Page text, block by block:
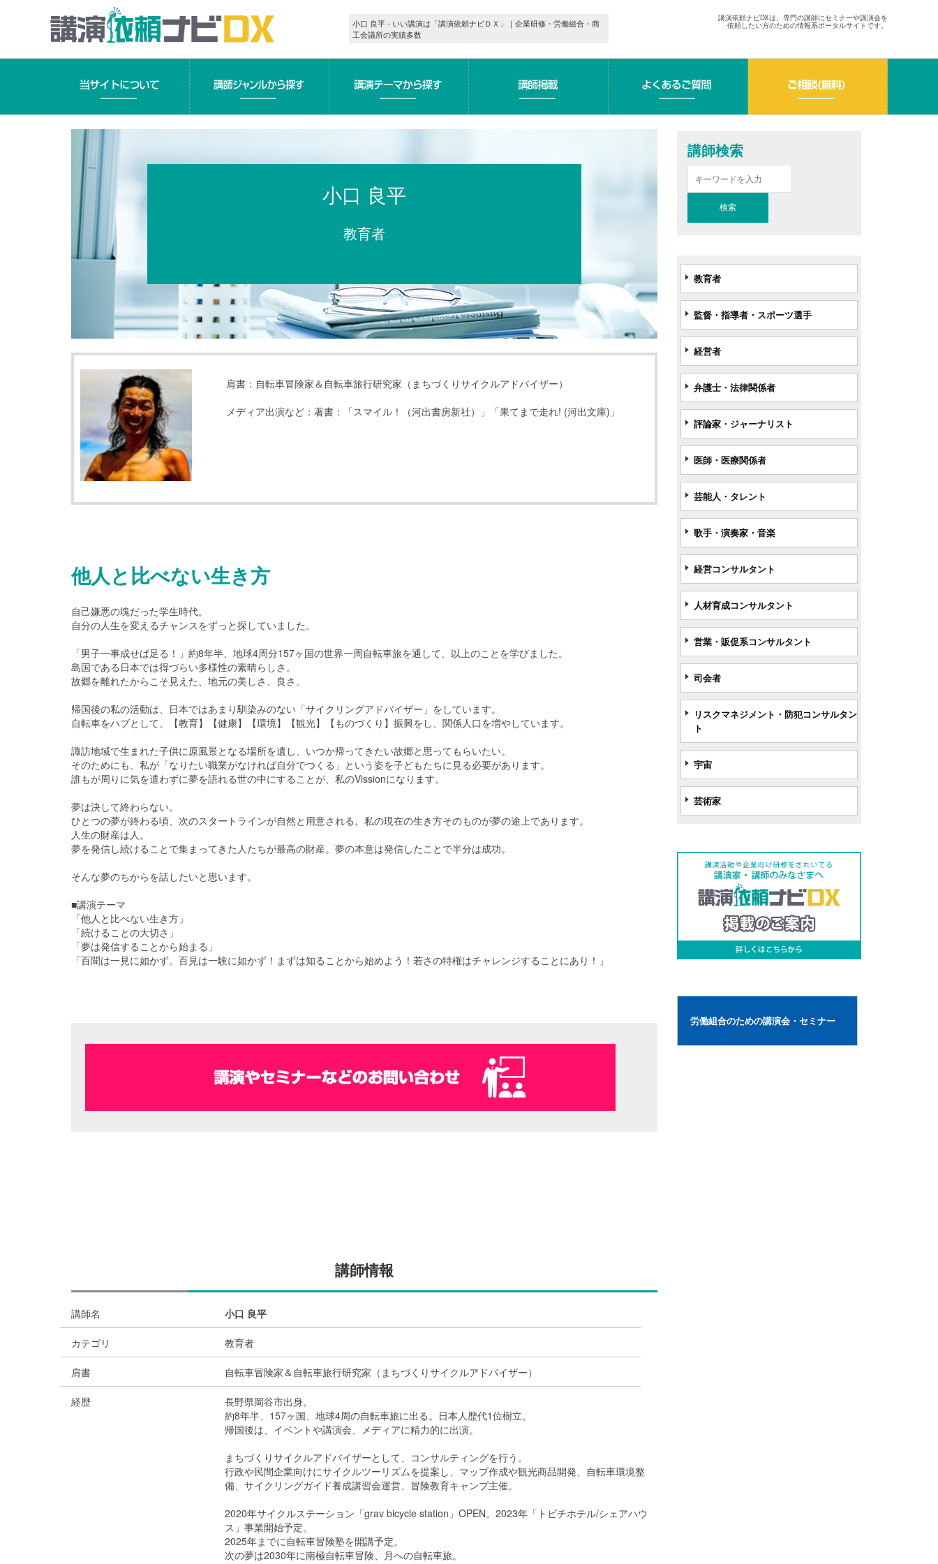
小口 良平 - いい講演は「講演依頼ナビＤＸ」｜企業研修・労働組合・商
工会議所の実績多数
講演依頼ナビDXは、専門の講師にセミナーや講演会を
依頼したい方のための情報系ポータルサイトです。
小口 良平
教育者
肩書：自転車冒険家＆自転車旅行研究家（まちづくりサイクルアドバイザー）
メディア出演など：著書：「スマイル！（河出書房新社）」「果てまで走れ! (河出文庫)」
他人と比べない生き方
自己嫌悪の塊だった学生時代。
自分の人生を変えるチャンスをずっと探していました。
「男子一事成せば足る！」約8年半、地球4周分157ヶ国の世界一周自転車旅を通して、以上のことを学びました。
島国である日本では得づらい多様性の素晴らしさ。
故郷を離れたからこそ見えた、地元の美しさ、良さ。
帰国後の私の活動は、日本ではあまり馴染みのない「サイクリングアドバイザー」をしています。
自転車をハブとして、【教育】【健康】【環境】【観光】【ものづくり】振興をし、関係人口を増やしています。
諏訪地域で生まれた子供に原風景となる場所を遺し、いつか帰ってきたい故郷と思ってもらいたい。
そのためにも、私が「なりたい職業がなければ自分でつくる」という姿を子どもたちに見る必要があります。
誰もが周りに気を遣わずに夢を語れる世の中にすることが、私のVissionになります。
夢は決して終わらない。
ひとつの夢が終わる頃、次のスタートラインが自然と用意される。私の現在の生き方そのものが夢の途上であります。
人生の財産は人。
夢を発信し続けることで集まってきた人たちが最高の財産。夢の本意は発信したことで半分は成功。
そんな夢のちからを話したいと思います。
■講演テーマ
「他人と比べない生き方」
「続けることの大切さ」
「夢は発信することから始まる」
「百聞は一見に如かず。百見は一験に如かず！まずは知ることから始めよう！若さの特権はチャレンジすることにあり！」
講師情報
講師名 小口 良平
カテゴリ 教育者
肩書 自転車冒険家＆自転車旅行研究家（まちづくりサイクルアドバイザー）
経歴
長野県岡谷市出身。
約8年半、157ヶ国、地球4周の自転車旅に出る。日本人歴代1位樹立。
帰国後は、イベントや講演会、メディアに精力的に出演。
まちづくりサイクルアドバイザーとして、コンサルティングを行う。
行政や民間企業向けにサイクルツーリズムを提案し、マップ作成や観光商品開発、自転車環境整
備、サイクリングガイド養成講習会運営、冒険教育キャンプ主催。
2020年サイクルステーション「grav bicycle station」OPEN。2023年「トビチホテル/シェアハウ
ス」事業開始予定。
2025年までに自転車冒険塾を開講予定。
次の夢は2030年に南極自転車冒険、月への自転車旅。
講師検索
教育者
監督・指導者・スポーツ選手
経営者
弁護士・法律関係者
評論家・ジャーナリスト
医師・医療関係者
芸能人・タレント
歌手・演奏家・音楽
経営コンサルタント
人材育成コンサルタント
営業・販促系コンサルタント
司会者
リスクマネジメント・防犯コンサルタン
ト
宇宙
芸術家
労働組合のための講演会・セミナー